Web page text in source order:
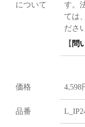
について
す。
ては
ださ
【 問
価格 4,598
品番